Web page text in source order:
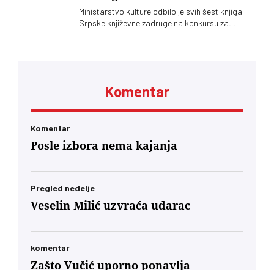
Ministarstvo kulture odbilo je svih šest knjiga
Srpske književne zadruge na konkursu za
Podsetimo da je predsednik SKZ profesor Milo
Komentar
Komentar
Posle izbora nema kajanja
Pregled nedelje
Veselin Milić uzvraća udarac
komentar
Zašto Vučić uporno ponavlja